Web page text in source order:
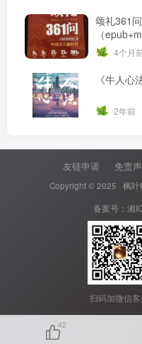
颂礼361
（
4个月
《牛人
2年前
友链申请 免责
Copyright © 2025 · 枫叶
备案号： 湘
扫码加微信客
42